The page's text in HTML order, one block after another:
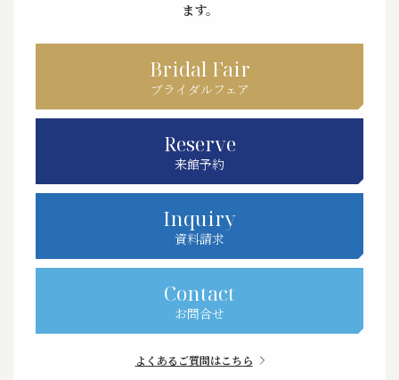
ます。
Bridal Fair
ブライダルフェア
Reserve
来館予約
Inquiry
資料請求
Contact
お問合せ
よくあるご質問はこちら